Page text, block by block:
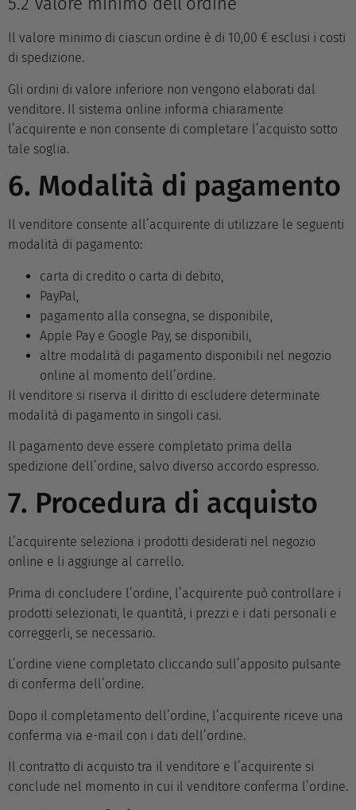
Il valore minimo di ciascun ordine è di 10,00 € esclusi i costi
di spedizione.
Gli ordini di valore inferiore non vengono elaborati dal
venditore. Il sistema online informa chiaramente
l’acquirente e non consente di completare l’acquisto sotto
tale soglia.
6. Modalità di pagamento
Il venditore consente all’acquirente di utilizzare le seguenti
modalità di pagamento:
carta di credito o carta di debito,
PayPal,
pagamento alla consegna, se disponibile,
Apple Pay e Google Pay, se disponibili,
altre modalità di pagamento disponibili nel negozio
online al momento dell’ordine.
Il venditore si riserva il diritto di escludere determinate
modalità di pagamento in singoli casi.
Il pagamento deve essere completato prima della
spedizione dell’ordine, salvo diverso accordo espresso.
7. Procedura di acquisto
L’acquirente seleziona i prodotti desiderati nel negozio
online e li aggiunge al carrello.
Prima di concludere l’ordine, l’acquirente può controllare i
prodotti selezionati, le quantità, i prezzi e i dati personali e
correggerli, se necessario.
L’ordine viene completato cliccando sull’apposito pulsante
di conferma dell’ordine.
Dopo il completamento dell’ordine, l’acquirente riceve una
conferma via e-mail con i dati dell’ordine.
Il contratto di acquisto tra il venditore e l’acquirente si
conclude nel momento in cui il venditore conferma l’ordine.